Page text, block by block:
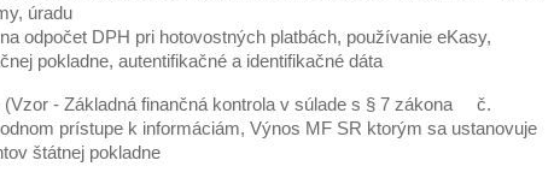
úradu
odpočet DPH pri hotovostných platbách, používanie eKasy,
pokladne, autentifikačné a identifikačné dáta
(Vzor - Základná finančná kontrola v súlade s § 7 zákona č.
prístupe k informáciám, Výnos MF SR ktorým sa ustanovuje
štátnej pokladne